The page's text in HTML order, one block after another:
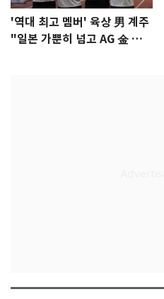
'역대 최고 멤버' 육상 男 계주
"일본 가뿐히 넘고 AG 金 따겠